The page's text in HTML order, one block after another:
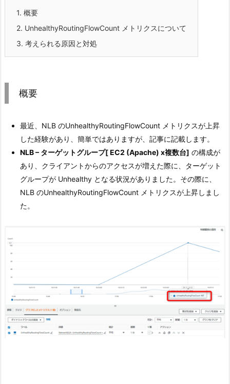
1. 概要
2. UnhealthyRoutingFlowCount メトリクスについて
3. 考えられる原因と対処
概要
最近、NLB のUnhealthyRoutingFlowCount メトリクスが上昇
した経験があり、簡単ではありますが、記事に記載します。
NLB – ターゲットグループ[ EC2 (Apache) x複数台] の構成が
あり、クライアントからのアクセスが増えた際に、ターゲット
グループが Unhealthy となる状況がありました。その際に、
NLB のUnhealthyRoutingFlowCount メトリクスが上昇しまし
た。